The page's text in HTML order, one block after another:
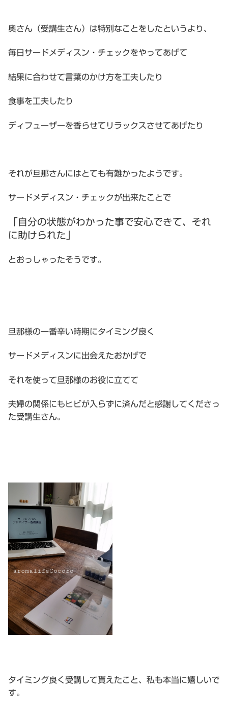
奥さん（受講生さん）は特別なことをしたというより、
毎日サードメディスン・チェックをやってあげて
結果に合わせて言葉のかけ方を工夫したり
食事を工夫したり
ディフューザーを香らせてリラックスさせてあげたり
それが旦那さんにはとても有難かったようです。
サードメディスン・チェックが出来たことで
「自分の状態がわかった事で安心できて、それ
に助けられた」
とおっしゃったそうです。
旦那様の一番辛い時期にタイミング良く
サードメディスンに出会えたおかげで
それを使って旦那様のお役に立てて
夫婦の関係にもヒビが入らずに済んだと感謝してくださっ
た受講生さん。
タイミング良く受講して貰えたこと、私も本当に嬉しいで
す。